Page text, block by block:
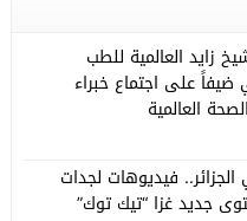
زايد العالمية للطب
ضيفاً على اجتماع خبراء
العالمية
فيديوهات لجدات
جديد غزا “تيك توك”